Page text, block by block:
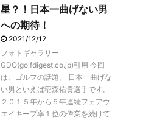
星？！日本一曲げない男
への期待！
2021/12/12
フォトギャラリー
GDO(golfdigest.co.jp)引用 今回
は、ゴルフの話題。 日本一曲げな
い男といえば稲森佑貴選手です。
２０１５年から５年連続フェアウ
エイキープ率１位の偉業を続けて